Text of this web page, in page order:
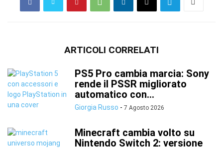
ARTICOLI CORRELATI
PS5 Pro cambia marcia: Sony
rende il PSSR migliorato
automatico con...
Giorgia Russo - 7 Agosto 2026
Minecraft cambia volto su
Nintendo Switch 2: versione